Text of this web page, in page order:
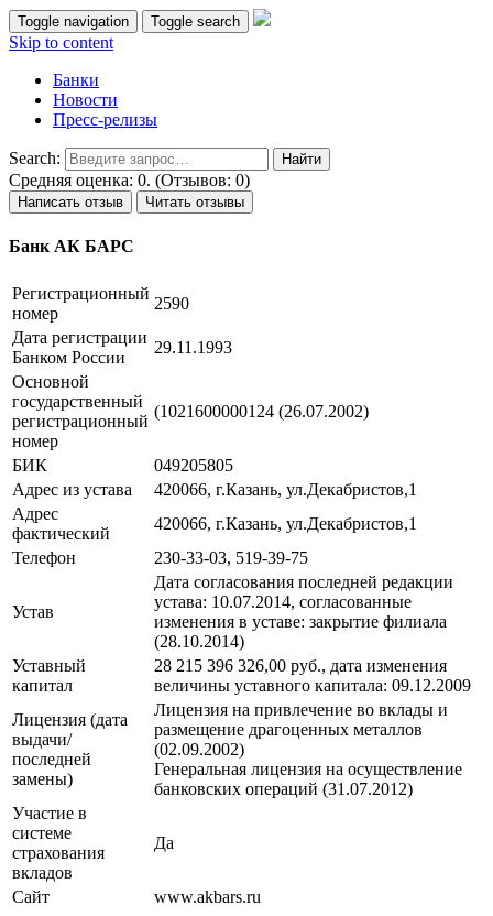
Toggle navigation Toggle search
Skip to content
Банки
Новости
Пресс-релизы
Search:
Средняя оценка: 0. (Отзывов: 0)
Написать отзыв Читать отзывы
Банк АК БАРС
Регистрационный
номер
2590
Дата регистрации
Банком России
29.11.1993
Основной
государственный
регистрационный
номер
(1021600000124 (26.07.2002)
БИК
049205805
Адрес из устава
420066, г.Казань, ул.Декабристов,1
Адрес
фактический
420066, г.Казань, ул.Декабристов,1
Телефон
230-33-03, 519-39-75
Устав
Дата согласования последней редакции
устава: 10.07.2014, cогласованные
изменения в уставe: закрытие филиала
(28.10.2014)
Уставный
капитал
28 215 396 326,00 руб., дата изменения
величины уставного капитала: 09.12.2009
Лицензия (дата
выдачи/
последней
замены)
Лицензия на привлечение во вклады и
размещение драгоценных металлов
(02.09.2002)
Генеральная лицензия на осуществление
банковских операций (31.07.2012)
Участие в
системе
страхования
вкладов
Да
Сайт www.akbars.ru